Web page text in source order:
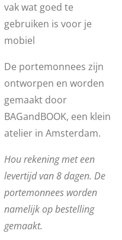
vak wat goed te
gebruiken is voor je
mobiel
De portemonnees zijn
ontworpen en worden
gemaakt door
BAGandBOOK, een klein
atelier in Amsterdam.
Hou rekening met een
levertijd van 8 dagen. De
portemonnees worden
namelijk op bestelling
gemaakt.